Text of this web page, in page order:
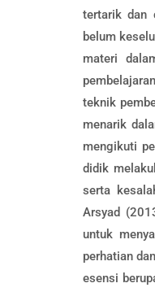
tertarik dan
belum
materi
teknik
menarik
mengikuti
didik
serta
Arsyad
untuk
perhatian
esensi